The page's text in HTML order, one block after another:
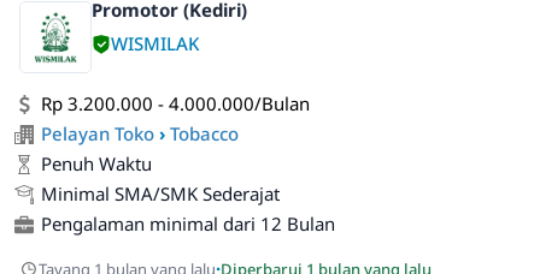
Promotor (Kediri)
WISMILAK
Rp 3.200.000 - 4.000.000/Bulan
Pelayan Toko › Tobacco
Penuh Waktu
Minimal SMA/SMK Sederajat
Pengalaman minimal dari 12 Bulan
Tayang 1 bulan yang lalu·Diperbarui 1 bulan yang lalu